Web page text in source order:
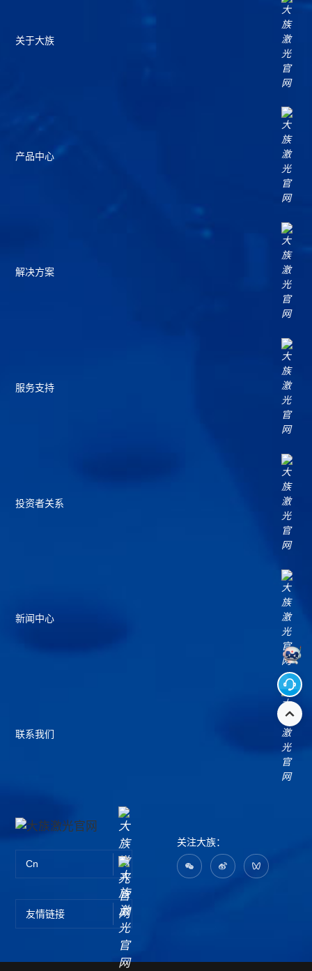
Cn
关注大族：
友情链接
关于大族
产品中心
解决方案
服务支持
投资者关系
新闻中心
联系我们